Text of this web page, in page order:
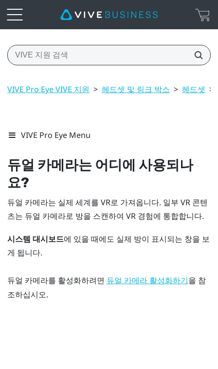
VIVE Pro Eye VIVE 지원 > 헤드셋 및 링크 박스 > 헤드셋 >
VIVE Pro Eye Menu
듀얼 카메라는 어디에 사용되나
요?
듀얼 카메라는 실제 세계를 VR로 가져옵니다. 일부 VR 콘텐
츠는 듀얼 카메라로 방을 스캔하여 VR 경험에 통합합니다.
시스템 대시보드에 있을 때에도 실제 방이 표시되는 창을 보
게 됩니다.
듀얼 카메라를 활성화하려면 듀얼 카메라 활성화하기 을 참
조하십시오.